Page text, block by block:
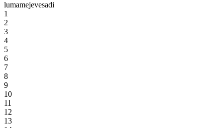
lumamejevesadi
1
2
3
4
5
6
7
8
9
10
11
12
13